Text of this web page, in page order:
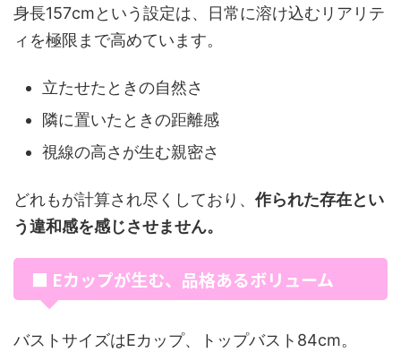
身長157cmという設定は、日常に溶け込むリアリテ
ィを極限まで高めています。
立たせたときの自然さ
隣に置いたときの距離感
視線の高さが生む親密さ
どれもが計算され尽くしており、 作られた存在とい
う違和感を感じさせません。
■ Eカップが生む、品格あるボリューム
バストサイズはEカップ、トップバスト84cm。